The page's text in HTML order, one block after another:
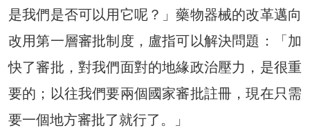
是我們是否可以用它呢？」藥物器械的改革邁向
改用第一層審批制度，盧指可以解決問題：「加
快了審批，對我們面對的地緣政治壓力，是很重
要的；以往我們要兩個國家審批註冊，現在只需
要一個地方審批了就行了。」